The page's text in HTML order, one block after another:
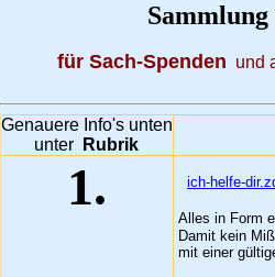
für Sach-Spenden und
Genauere Info's unten
unter
Rubrik
1. ich-helfe-
Alles in Form
Damit kein
mit einer